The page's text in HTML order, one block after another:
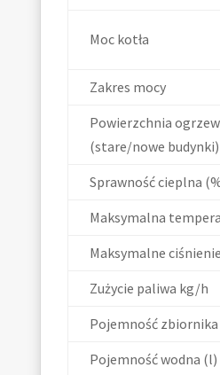
Moc kotła
Zakres mocy
Powierzchnia
(stare/nowe budynki)
Sprawność cieplna
Maksymalna
Maksymalne
Zużycie paliwa kg/h
Pojemność
Pojemność wodna (l)